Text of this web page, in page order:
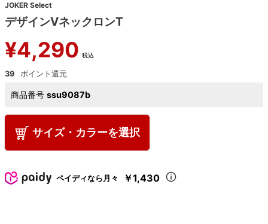
JOKER Select
デザインVネックロンT
¥4,290 税込
39
商品番号 ssu9087b
サイズ・カラーを選択
ペイディなら月々 ￥1,430